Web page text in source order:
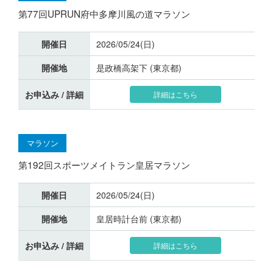
第77回UPRUN府中多摩川風の道マラソン
開催日
2026/05/24(日)
開催地
是政橋高架下 (東京都)
お申込み / 詳細 詳細はこちら
マラソン
第192回スポーツメイトラン皇居マラソン
開催日
2026/05/24(日)
開催地
皇居時計台前 (東京都)
お申込み / 詳細 詳細はこちら